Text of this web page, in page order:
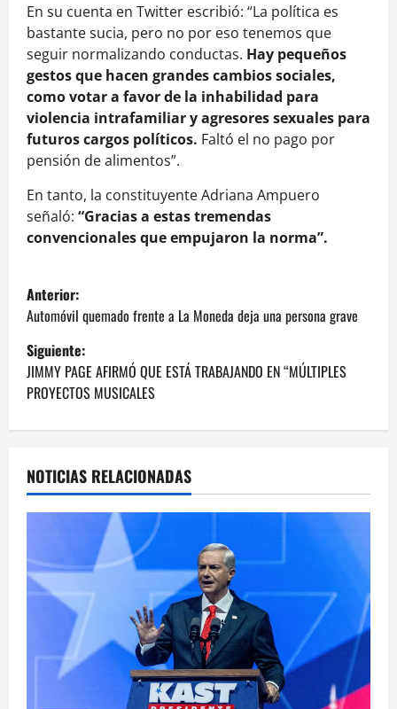
En su cuenta en Twitter escribió: “La política es
bastante sucia, pero no por eso tenemos que
seguir normalizando conductas. Hay pequeños
gestos que hacen grandes cambios sociales,
como votar a favor de la inhabilidad para
violencia intrafamiliar y agresores sexuales para
futuros cargos políticos. Faltó el no pago por
pensión de alimentos”.
En tanto, la constituyente Adriana Ampuero
señaló: “Gracias a estas tremendas
convencionales que empujaron la norma”.
N
a
v
e
g
a
c
ó
d
Anterior:
Automóvil quemado frente a La Moneda deja una persona grave
Siguiente:
JIMMY PAGE AFIRMÓ QUE ESTÁ TRABAJANDO EN “MÚLTIPLES
PROYECTOS MUSICALES
NOTICIAS RELACIONADAS